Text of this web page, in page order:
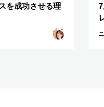
を成功させる理